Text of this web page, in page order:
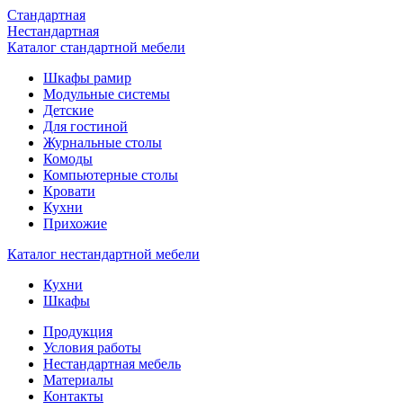
Стандартная
Нестандартная
Каталог стандартной мебели
Шкафы рамир
Модульные системы
Детские
Для гостиной
Журнальные столы
Комоды
Компьютерные столы
Кровати
Кухни
Прихожие
Каталог нестандартной мебели
Кухни
Шкафы
Продукция
Условия работы
Нестандартная мебель
Материалы
Контакты